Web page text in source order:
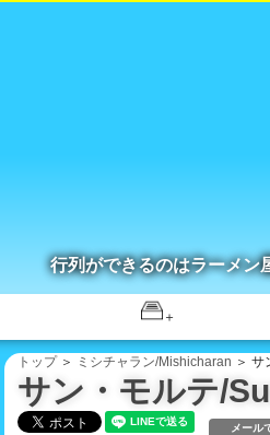
行列ができるのはラーメン
トップ＞ ミシチャラン/Mishicharan ＞
サン・モルテ/
メール